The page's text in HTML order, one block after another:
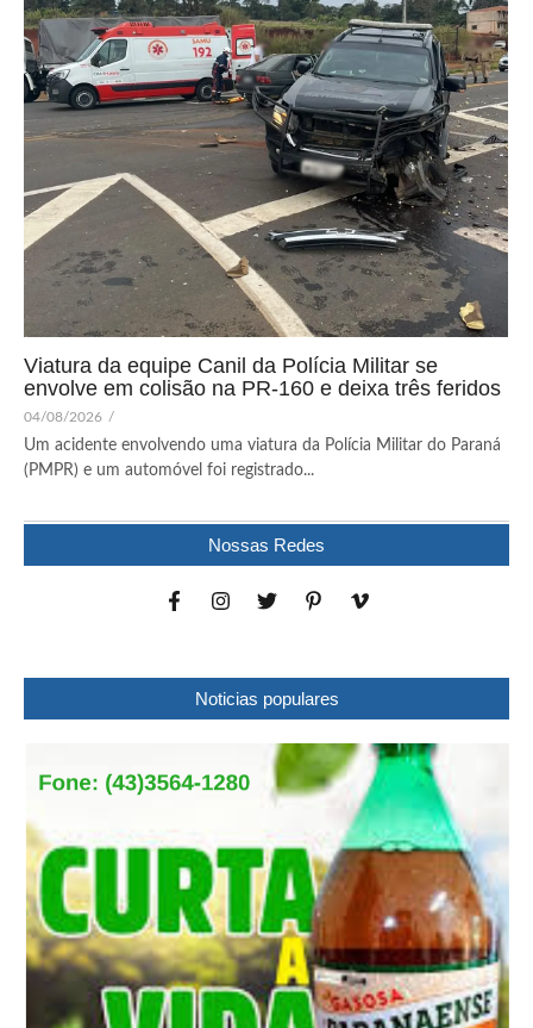
Viatura da equipe Canil da Polícia Militar se
envolve em colisão na PR-160 e deixa três feridos
04/08/2026 /
Um acidente envolvendo uma viatura da Polícia Militar do Paraná
(PMPR) e um automóvel foi registrado...
Nossas Redes
Noticias populares